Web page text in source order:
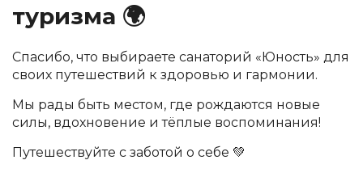
туризма 🌍
Спасибо, что выбираете санаторий «Юность» для
своих путешествий к здоровью и гармонии.
Мы рады быть местом, где рождаются новые
силы, вдохновение и тёплые воспоминания!
Путешествуйте с заботой о себе 💚